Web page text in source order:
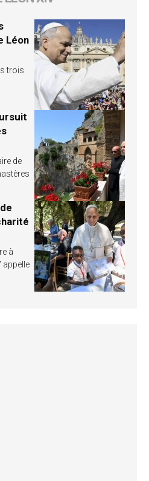
Léon
trois
de
à
appelle